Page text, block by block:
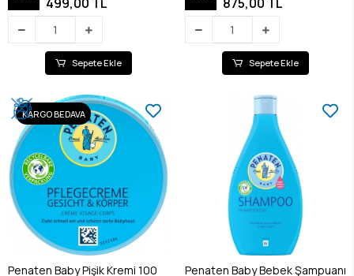
Sepete Ekle Sepete Ekle
KARGO BEDAVA
Penaten Baby Pişik Kremi 100
Penaten Baby Bebek Şampuanı